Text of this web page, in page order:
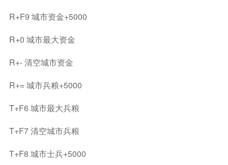
R+F9 城市资金+5000
R+0 城市最大资金
R+- 清空城市资金
R+= 城市兵粮+5000
T+F6 城市最大兵粮
T+F7 清空城市兵粮
T+F8 城市士兵+5000